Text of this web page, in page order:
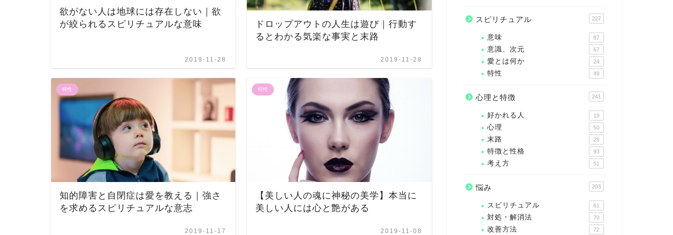
欲がない人は地球には存在しない｜欲
が絞られるスピリチュアルな意味
2019-11-28
ドロップアウトの人生は遊び｜行動す
るとわかる気楽な事実と末路
2019-11-28
特性
知的障害と自閉症は愛を教える｜強さ
を求めるスピリチュアルな意志
2019-11-17
特性
【美しい人の魂に神秘の美学】本当に
美しい人には心と艶がある
2019-11-08
スピリチュアル 227
意味 87
意識、次元 67
愛とは何か 24
特性 49
心理と特徴 241
好かれる人 19
心理 50
末路 28
特徴と性格 93
考え方 51
悩み 203
スピリチュアル 61
対処・解消法 70
改善方法 72